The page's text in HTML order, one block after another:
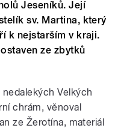
Jeseníků. Její
sv. Martina, který
k nejstarším v kraji.
ze zbytků
Velkých
chrám, věnoval
ze Žerotína, materiál